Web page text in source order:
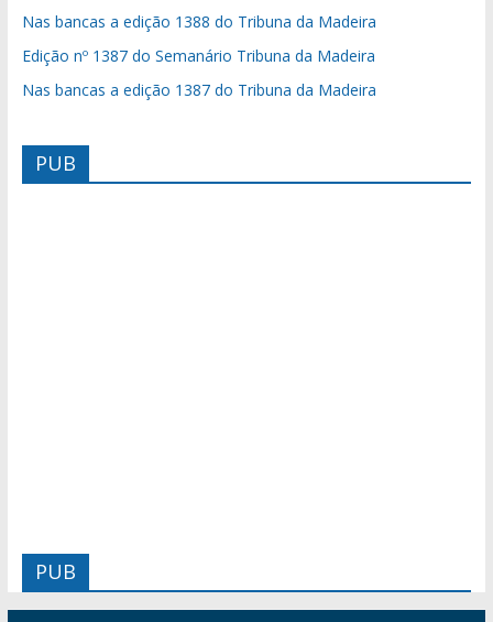
Nas bancas a edição 1388 do Tribuna da Madeira
Edição nº 1387 do Semanário Tribuna da Madeira
Nas bancas a edição 1387 do Tribuna da Madeira
PUB
PUB